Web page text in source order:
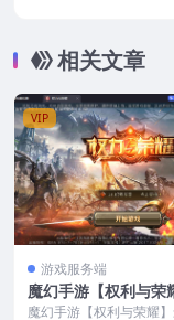
相关文章
VIP
游戏服务端
魔幻手游【权利与荣
整理CentOS手工服
魔幻手游【权利与荣耀